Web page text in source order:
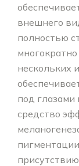
внешнего
полностью
нескольких
под
средство